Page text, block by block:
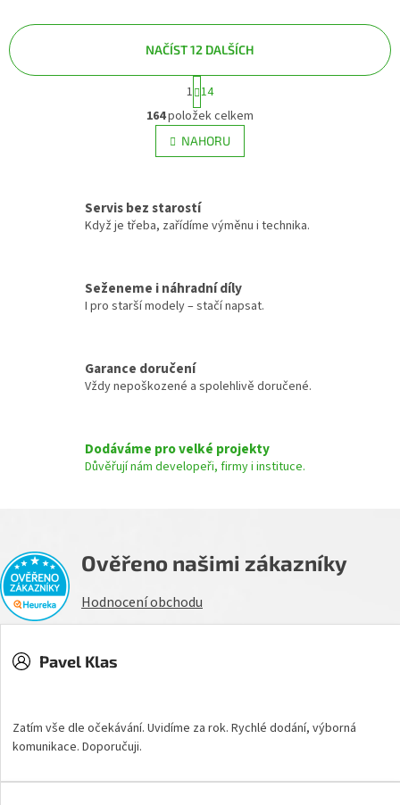
O
v
l
á
c
í
p
k
y
s
NAČÍST 12 DALŠÍCH
t
r
á
n
k
á
n
í
1 14
164položek celkem
NAHORU
Servis bez starostí
Když je třeba, zařídíme výměnu i technika.
Seženeme i náhradní díly
I pro starší modely – stačí napsat.
Garance doručení
Vždy nepoškozené a spolehlivě doručené.
Dodáváme pro velké projekty
Důvěřují nám developeři, firmy i instituce.
Ověřeno našimi zákazníky
Hodnocení obchodu
Pavel Klas
Zatím vše dle očekávání. Uvidíme za rok. Rychlé dodání, výborná
komunikace. Doporučuji.